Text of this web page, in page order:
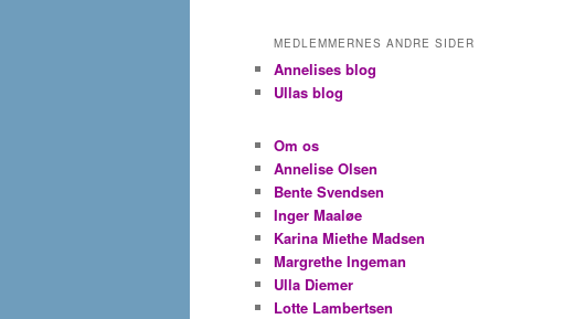
MEDLEMMERNES ANDRE SIDER
Annelises blog
Ullas blog
Om os
Annelise Olsen
Bente Svendsen
Inger Maaløe
Karina Miethe Madsen
Margrethe Ingeman
Ulla Diemer
Lotte Lambertsen